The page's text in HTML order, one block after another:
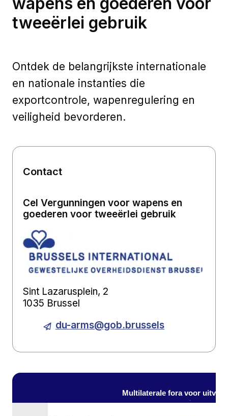
tweeërlei gebruik
Ontdek de belangrijkste internationale
en nationale instanties die
exportcontrole, wapenregulering en
veiligheid bevorderen.
Contact
Cel Vergunningen voor wapens en
goederen voor tweeërlei gebruik
Sint Lazarusplein, 2
1035 Brussel
du-arms@gob.brussels
Multilaterale fora voor